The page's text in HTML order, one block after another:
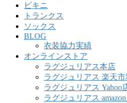
ビキニ
トランクス
ソックス
BLOG
衣装協力実績
オンラインストア
ラグジュリアス本店
ラグジュリアス 楽天
ラグジュリアス Yahoo
ラグジュリアス